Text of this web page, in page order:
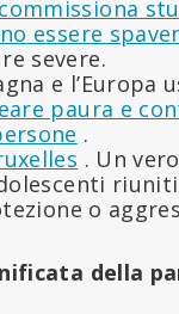
commissiona
essere
severe.
e l’Europa
paura e
.
. Un
o
della